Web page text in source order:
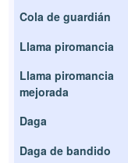
Cola de guardián
Llama piromancia
Llama piromancia
mejorada
Daga
Daga de bandido